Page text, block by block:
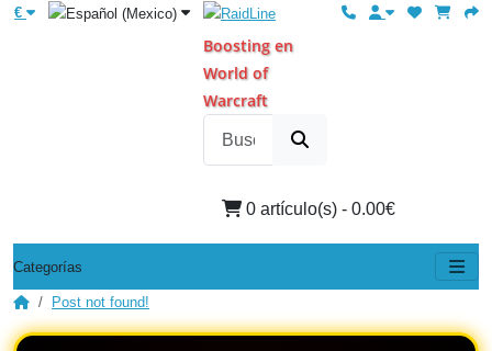
€
Boosting en
World of
Warcraft
0 artículo(s) - 0.00€
Categorías
Post not found!